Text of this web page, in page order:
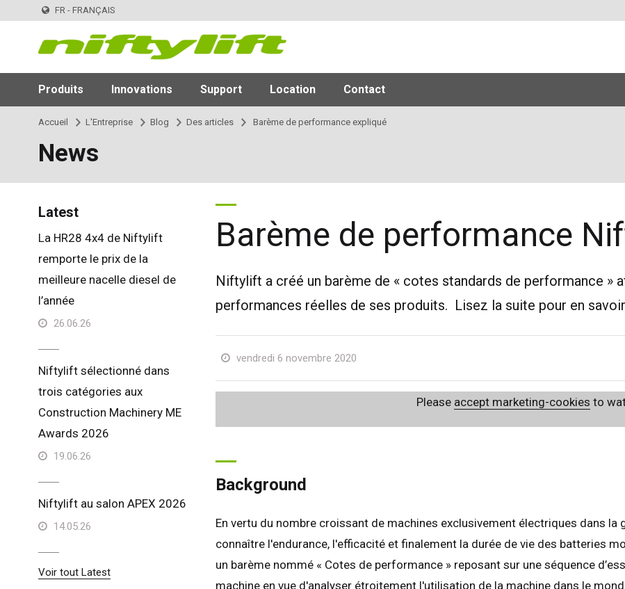
FR - FRANÇAIS
Produits Innovations Support Location Contact
Accueil L'Entreprise Blog Des articles Barème de performance expliqué
News
Barème de performance
Niftylift a créé un barème de « cotes standards de performance »
performances réelles de ses produits. Lisez la suite pour en savoir
vendredi 6 novembre 2020
Please accept marketing-cookies to
Background
En vertu du nombre croissant de machines exclusivement électriques dans
connaître l'endurance, l'efficacité et finalement la durée de vie des batteries
un barème nommé « Cotes de performance » reposant sur une séquence
machine en vue d'analyser étroitement l'utilisation de la machine dans le
Latest
La HR28 4x4 de Niftylift
remporte le prix de la
meilleure nacelle diesel de
l’année
26.06.26
Niftylift sélectionné dans
trois catégories aux
Construction Machinery ME
Awards 2026
19.06.26
Niftylift au salon APEX 2026
14.05.26
Voir tout Latest